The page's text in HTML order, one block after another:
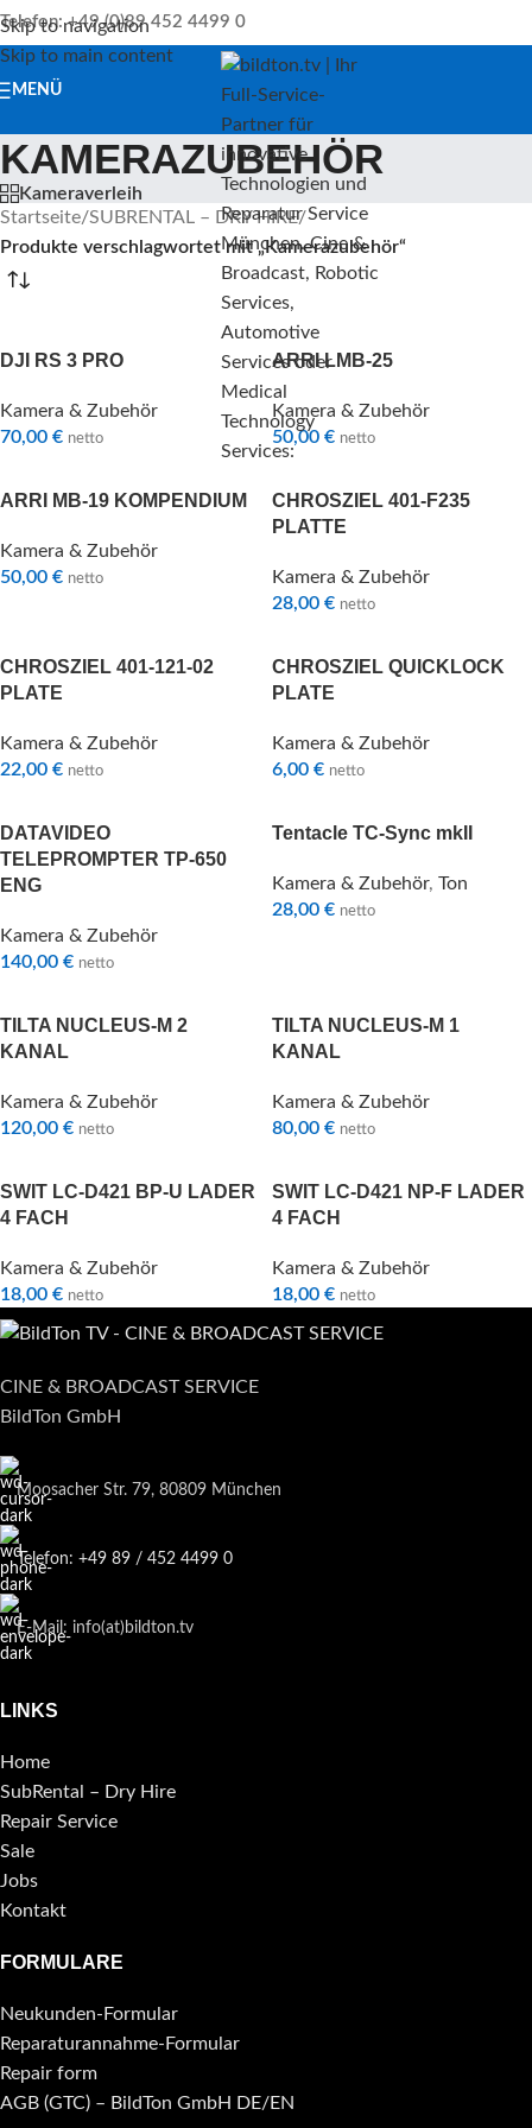
Skip to navigation
Skip to main content
Telefon: +49 (0)89 452 4499 0
MENÜ
KAMERAZUBEHÖR
Kameraverleih
Startseite/SUBRENTAL – DRY HIRE/
Produkte verschlagwortet mit „Kamerazubehör“
DJI RS 3 PRO
Kamera & Zubehör
70,00 € netto
ARRI LMB-25
Kamera & Zubehör
50,00 € netto
ARRI MB-19 KOMPENDIUM
Kamera & Zubehör
50,00 € netto
CHROSZIEL 401-F235
PLATTE
Kamera & Zubehör
28,00 € netto
CHROSZIEL 401-121-02
PLATE
Kamera & Zubehör
22,00 € netto
CHROSZIEL QUICKLOCK
PLATE
Kamera & Zubehör
6,00 € netto
DATAVIDEO
TELEPROMPTER TP-650
ENG
Kamera & Zubehör
140,00 € netto
Tentacle TC-Sync mkII
Kamera & Zubehör, Ton
28,00 € netto
TILTA NUCLEUS-M 2
KANAL
Kamera & Zubehör
120,00 € netto
TILTA NUCLEUS-M 1
KANAL
Kamera & Zubehör
80,00 € netto
SWIT LC-D421 BP-U LADER
4 FACH
Kamera & Zubehör
18,00 € netto
SWIT LC-D421 NP-F LADER
4 FACH
Kamera & Zubehör
18,00 € netto
CINE & BROADCAST SERVICE
BildTon GmbH
Moosacher Str. 79, 80809 München
Telefon: +49 89 / 452 4499 0
E-Mail: info(at)bildton.tv
LINKS
Home
SubRental – Dry Hire
Repair Service
Sale
Jobs
Kontakt
FORMULARE
Neukunden-Formular
Reparaturannahme-Formular
Repair form
AGB (GTC) – BildTon GmbH DE/EN